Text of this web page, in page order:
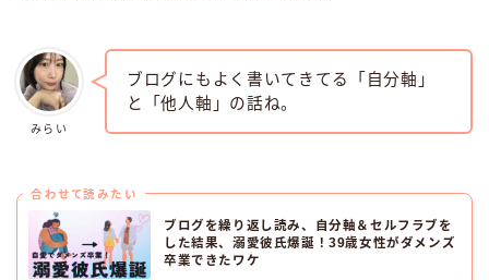
みらい
ブログにもよく書いてきてる「自分軸」
と「他人軸」の話ね。
合わせて読みたい
ブログを繰り返し読み、自分軸＆セルフラブを
した結果、溺愛彼氏爆誕！39歳女性がダメンズ
卒業できたワケ